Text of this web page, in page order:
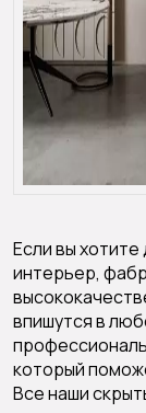
Если вы
интерьер,
впишутся в
который
Все наши